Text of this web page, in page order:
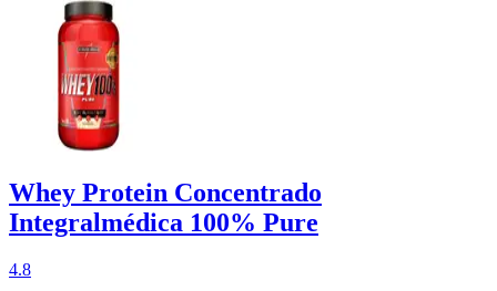
Whey Protein Concentrado
Integralmédica 100% Pure
4.8